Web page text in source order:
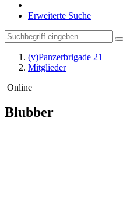
Erweiterte Suche
(v)Panzerbrigade 21
Mitglieder
Online
Blubber